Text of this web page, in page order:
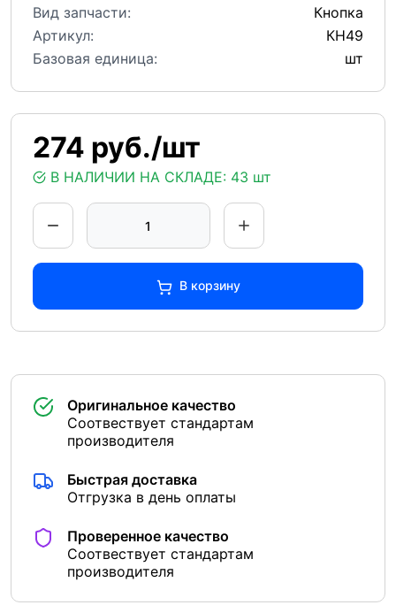
274 руб./шт
В НАЛИЧИИ НА СКЛАДЕ: 43 шт
В корзину
Вид запчасти:
Кнопка
Артикул:
КН49
Базовая единица:
шт
Оригинальное качество
Соотвествует стандартам
производителя
Быстрая доставка
Отгрузка в день оплаты
Проверенное качество
Соотвествует стандартам
производителя